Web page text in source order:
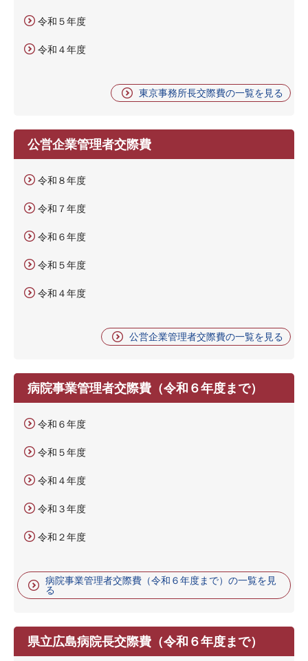
令和５年度
令和４年度
東京事務所長交際費の一覧を見る
公営企業管理者交際費
令和８年度
令和７年度
令和６年度
令和５年度
令和４年度
公営企業管理者交際費の一覧を見る
病院事業管理者交際費（令和６年度まで）
令和６年度
令和５年度
令和４年度
令和３年度
令和２年度
病院事業管理者交際費（令和６年度まで）の一覧を見
る
県立広島病院長交際費（令和６年度まで）